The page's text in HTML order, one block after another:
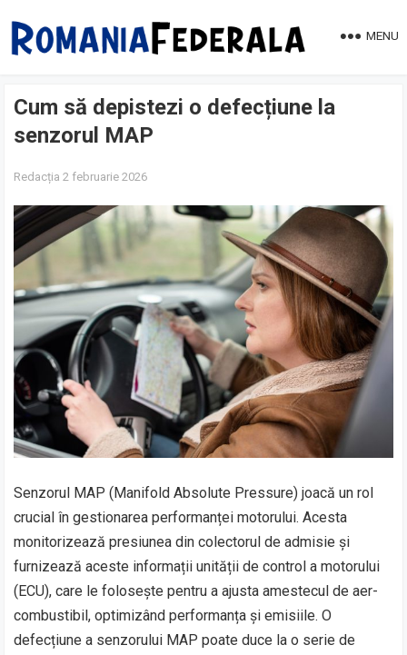
MENU
Cum să depistezi o defecțiune la
senzorul MAP
Redacția 2 februarie 2026
Senzorul MAP (Manifold Absolute Pressure) joacă un rol
crucial în gestionarea performanței motorului. Acesta
monitorizează presiunea din colectorul de admisie și
furnizează aceste informații unității de control a motorului
(ECU), care le folosește pentru a ajusta amestecul de aer-
combustibil, optimizând performanța și emisiile. O
defecțiune a senzorului MAP poate duce la o serie de